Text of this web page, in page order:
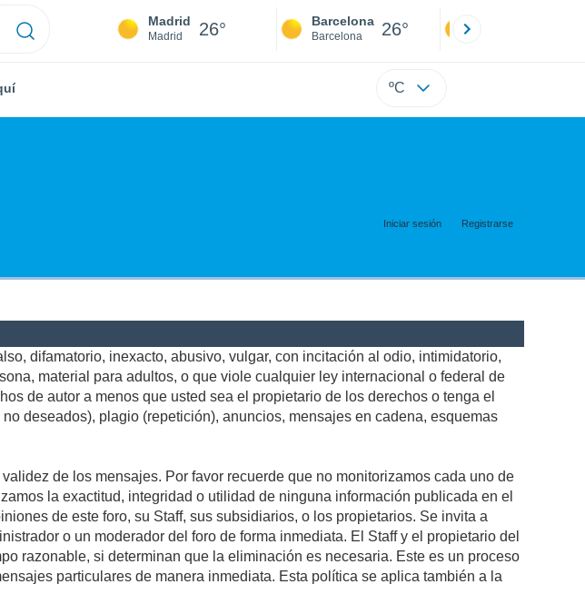
Madrid
Madrid 26° Barcelona
Barcelona 26°
ºC
Iniciar sesión Registrarse
difamatorio, inexacto, abusivo, vulgar, con incitación al odio, intimidatorio,
material para adultos, o que viole cualquier ley internacional o federal de
de autor a menos que usted sea el propietario de los derechos o tenga el
deseados), plagio (repetición), anuncios, mensajes en cadena, esquemas
de los mensajes. Por favor recuerde que no monitorizamos cada uno de
la exactitud, integridad o utilidad de ninguna información publicada en el
de este foro, su Staff, sus subsidiarios, o los propietarios. Se invita a
o un moderador del foro de forma inmediata. El Staff y el propietario del
razonable, si determinan que la eliminación es necesaria. Este es un proceso
particulares de manera inmediata. Esta política se aplica también a la